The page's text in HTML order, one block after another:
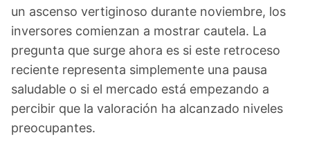
un ascenso vertiginoso durante noviembre, los
inversores comienzan a mostrar cautela. La
pregunta que surge ahora es si este retroceso
reciente representa simplemente una pausa
saludable o si el mercado está empezando a
percibir que la valoración ha alcanzado niveles
preocupantes.